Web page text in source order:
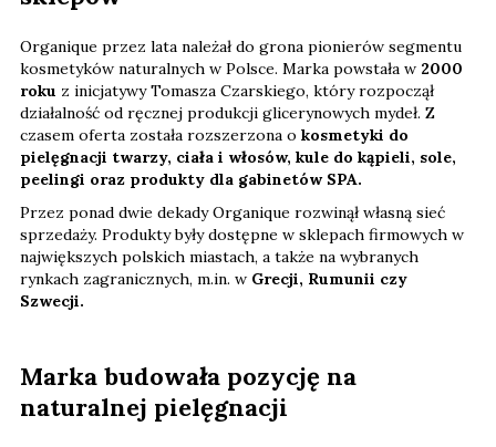
Organique przez lata należał do grona pionierów segmentu
kosmetyków naturalnych w Polsce. Marka powstała w 2000
roku z inicjatywy Tomasza Czarskiego, który rozpoczął
działalność od ręcznej produkcji glicerynowych mydeł. Z
czasem oferta została rozszerzona o kosmetyki do
pielęgnacji twarzy, ciała i włosów, kule do kąpieli, sole,
peelingi oraz produkty dla gabinetów SPA.
Przez ponad dwie dekady Organique rozwinął własną sieć
sprzedaży. Produkty były dostępne w sklepach firmowych w
największych polskich miastach, a także na wybranych
rynkach zagranicznych, m.in. w Grecji, Rumunii czy
Szwecji.
Marka budowała pozycję na
naturalnej pielęgnacji